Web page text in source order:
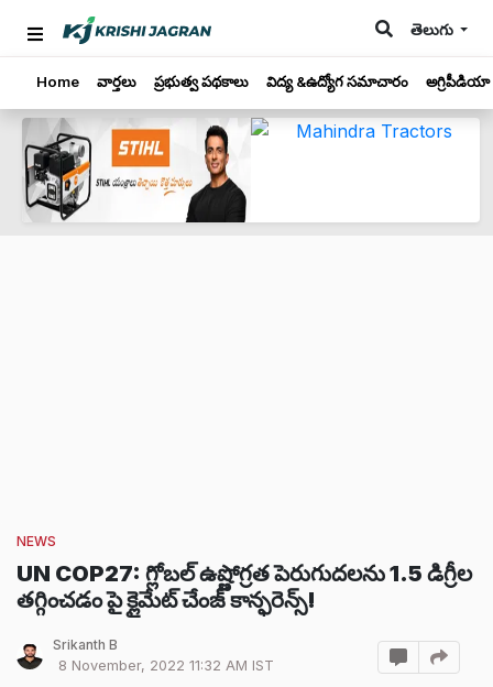
తెలుగు
Home వార్తలు ప్రభుత్వ పథకాలు విద్య &ఉద్యోగ సమాచారం అగ్రిపీడియా
NEWS
UN COP27: గ్లోబల్ ఉష్ణోగ్రత పెరుగుదలను 1.5 డిగ్రీల
తగ్గించడం పై క్లైమేట్ చేంజ్ కాన్ఫరెన్స్!
Srikanth B
8 November, 2022 11:32 AM IST